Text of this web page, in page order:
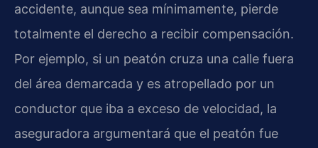
accidente, aunque sea mínimamente, pierde
totalmente el derecho a recibir compensación.
Por ejemplo, si un peatón cruza una calle fuera
del área demarcada y es atropellado por un
conductor que iba a exceso de velocidad, la
aseguradora argumentará que el peatón fue